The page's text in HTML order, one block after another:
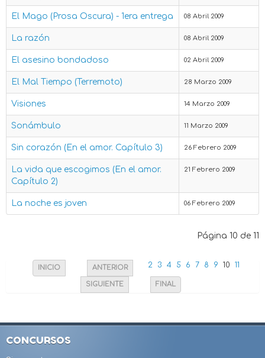
El Mago (Prosa Oscura) - 1era entrega 08 Abril 2009
La razón 08 Abril 2009
El asesino bondadoso 02 Abril 2009
El Mal Tiempo (Terremoto) 28 Marzo 2009
Visiones 14 Marzo 2009
Sonámbulo 11 Marzo 2009
Sin corazón (En el amor. Capítulo 3) 26 Febrero 2009
La vida que escogimos (En el amor.
Capítulo 2)
21 Febrero 2009
La noche es joven 06 Febrero 2009
Página 10 de 11
INICIO ANTERIOR 2 3 4 5 6 7 8 9 10 11
SIGUIENTE FINAL
CONCURSOS